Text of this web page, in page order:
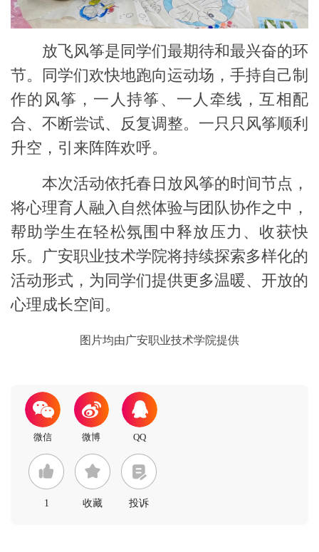
放飞风筝是同学们最期待和最兴奋的环
节。同学们欢快地跑向运动场， 手持自己制
作的风筝，一人持筝、一人牵线，互相配
合、不断尝试、 反复调整。 一只只 风筝顺利
升空，引来阵阵欢呼。
本次活动依托春日放风筝的时间节点 ，
将心理育人融入自然体验与团队协作之中，
帮助学生在轻松氛围中释放压力、收获快
乐。 广安职业技术学院将持续探索多样化的
活动形式，为同学们提供更多温暖、开放的
心理成长空间。
图片均由广安职业技术学院提供
1 收藏 投诉